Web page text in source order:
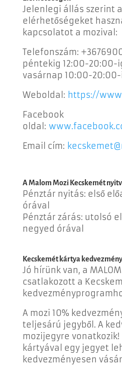
Jelenlegi állás szerint
elérhetőségeket
kapcsolatot a mozival:
Telefonszám:
péntekig 12:00-20:00-
vasárnap 10:00-
Weboldal: https://
Facebook
oldal:
Email cím:
A Malom Mozi Kecskemét
Pénztár nyitás: első
órával
Pénztár zárás: utolsó
negyed órával
Kecskemét kártya kedvezmény
Jó hírünk van, a
csatlakozott a
A mozi 10%
teljesárú jegyből. A
mozijegyre vonatkozik!
kártyával egy jegyet
kedvezményesen